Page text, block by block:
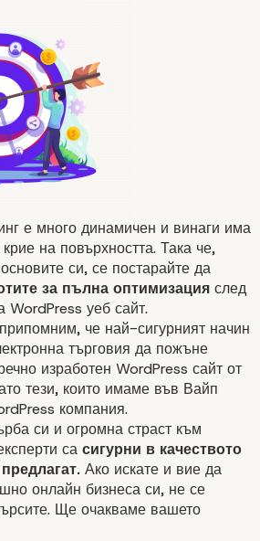
е много динамичен и винаги има
на повърхността. Така че,
си, се постарайте да
за пълна оптимизация след
WordPress уеб сайт.
че най-сигурният начин
търговия да пожъне
изработен WordPress сайт от
тези, които имаме във Вайп
компания.
си и огромна страст към
са сигурни в качеството
Ако искате и вие да
онлайн бизнеса си, не се
Ще очакваме вашето